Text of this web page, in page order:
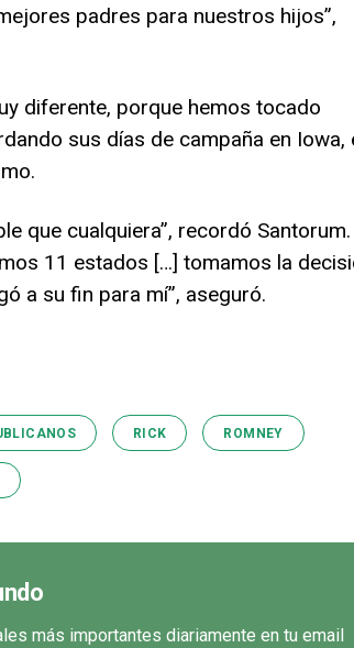
padres para nuestros hijos”,
diferente, porque hemos tocado
sus días de campaña en Iowa,
que cualquiera”, recordó Santorum.
11 estados […] tomamos la
a su fin para mí”, aseguró.
RICK ROMNEY
más importantes diariamente en tu email